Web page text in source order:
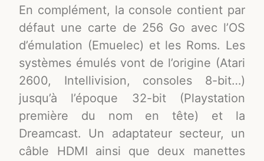
En complément, la console contient par
défaut une carte de 256 Go avec l’OS
d’émulation (Emuelec) et les Roms. Les
systèmes émulés vont de l’origine (Atari
2600, Intellivision, consoles 8-bit…)
jusqu’à l’époque 32-bit (Playstation
première du nom en tête) et la
Dreamcast. Un adaptateur secteur, un
câble HDMI ainsi que deux manettes